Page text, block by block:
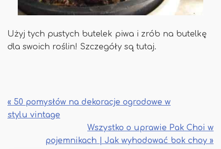
Użyj tych pustych butelek piwa i zrób na butelkę
dla swoich roślin! Szczegóły są tutaj.
« 50 pomysłów na dekoracje ogrodowe w
stylu vintage
Wszystko o uprawie Pak Choi w
pojemnikach | Jak wyhodować bok choy »